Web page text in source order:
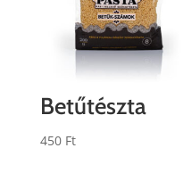
Betűtészta
450 Ft